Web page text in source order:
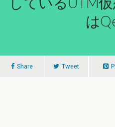
は
Share Tweet